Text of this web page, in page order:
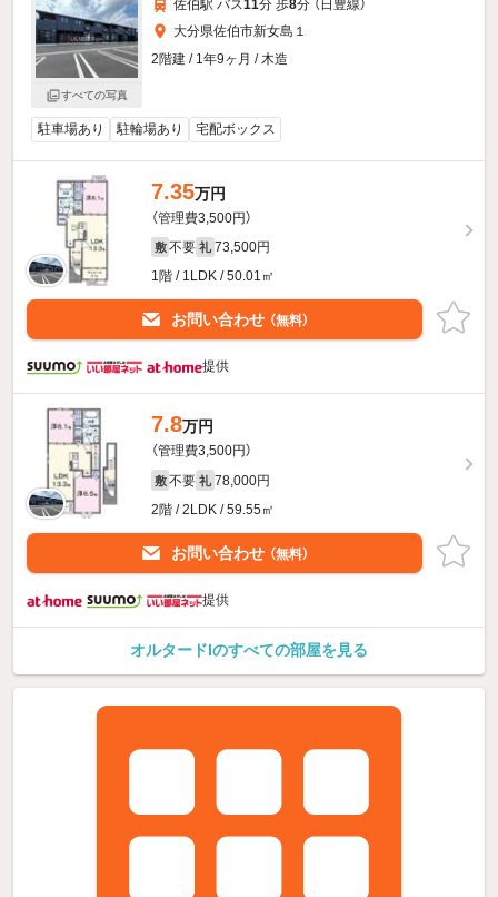
すべての写真
佐伯駅 バス11分 歩8分 （日豊線）
大分県佐伯市新女島１
2階建 / 1年9ヶ月 / 木造
駐車場あり 駐輪場あり 宅配ボックス
7.35万円
（管理費3,500円）
敷 不要 礼 73,500円
1階 / 1LDK / 50.01㎡
お問い合わせ （無料）
提供
7.8万円
（管理費3,500円）
敷 不要 礼 78,000円
2階 / 2LDK / 59.55㎡
お問い合わせ （無料）
提供
オルタードIのすべての部屋を見る